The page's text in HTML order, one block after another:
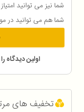
شما نیز می توانید
شما هم می توانید در
اولین دیدگاه
تخفیف های